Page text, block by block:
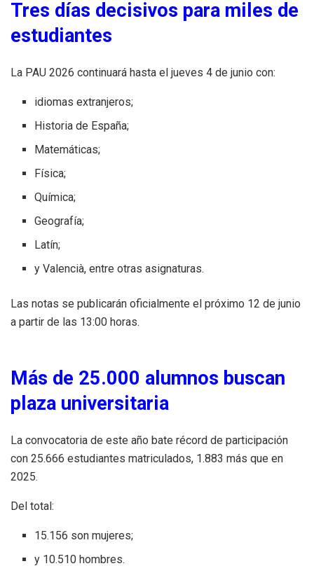
Tres días decisivos para miles de
estudiantes
La PAU 2026 continuará hasta el jueves 4 de junio con:
idiomas extranjeros;
Historia de España;
Matemáticas;
Física;
Química;
Geografía;
Latín;
y Valencià, entre otras asignaturas.
Las notas se publicarán oficialmente el próximo 12 de junio
a partir de las 13:00 horas.
Más de 25.000 alumnos buscan
plaza universitaria
La convocatoria de este año bate récord de participación
con 25.666 estudiantes matriculados, 1.883 más que en
2025.
Del total:
15.156 son mujeres;
y 10.510 hombres.